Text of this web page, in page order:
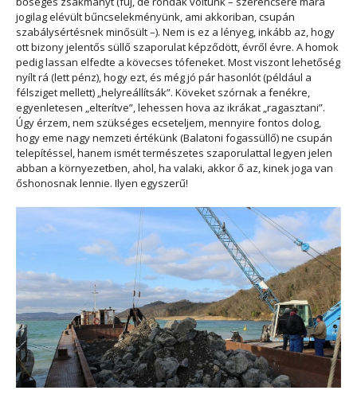
jogilag elévült bűncselekményünk, ami akkoriban, csupán
szabálysértésnek minősült –). Nem is ez a lényeg, inkább az, hogy
ott bizony jelentős süllő szaporulat képződött, évről évre. A homok
pedig lassan elfedte a kövecses tófeneket. Most viszont lehetőség
nyílt rá (lett pénz), hogy ezt, és még jó pár hasonlót (például a
félsziget mellett) „helyreállítsák”. Köveket szórnak a fenékre,
egyenletesen „elterítve”, lehessen hova az ikrákat „ragasztani”.
Úgy érzem, nem szükséges ecseteljem, mennyire fontos dolog,
hogy eme nagy nemzeti értékünk (Balatoni fogassüllő) ne csupán
telepítéssel, hanem ismét természetes szaporulattal legyen jelen
abban a környezetben, ahol, ha valaki, akkor ő az, kinek joga van
őshonosnak lennie. Ilyen egyszerű!